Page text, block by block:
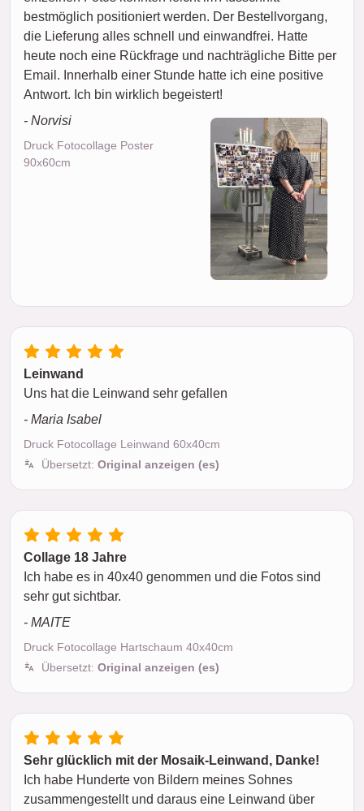
bestmöglich positioniert werden. Der Bestellvorgang,
die Lieferung alles schnell und einwandfrei. Hatte
heute noch eine Rückfrage und nachträgliche Bitte per
Email. Innerhalb einer Stunde hatte ich eine positive
Antwort. Ich bin wirklich begeistert!
- Norvisi
Druck Fotocollage Poster
90x60cm
Leinwand
Uns hat die Leinwand sehr gefallen
- Maria Isabel
Druck Fotocollage Leinwand 60x40cm
Übersetzt: Original anzeigen (es)
Collage 18 Jahre
Ich habe es in 40x40 genommen und die Fotos sind
sehr gut sichtbar.
- MAITE
Druck Fotocollage Hartschaum 40x40cm
Übersetzt: Original anzeigen (es)
Sehr glücklich mit der Mosaik-Leinwand, Danke!
Ich habe Hunderte von Bildern meines Sohnes
zusammengestellt und daraus eine Leinwand über